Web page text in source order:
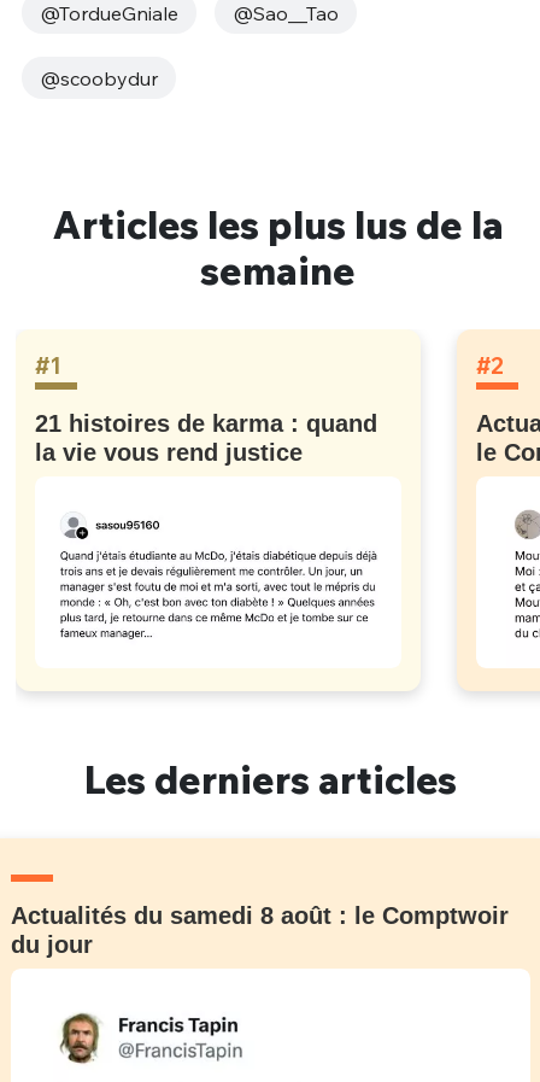
@TordueGniale @Sao__Tao
@scoobydur
Articles les plus lus de la
semaine
#1
21 histoires de karma : quand
la vie vous rend justice
#2
le
Les derniers articles
Actualités du samedi 8 août : le Comptwoir
du jour